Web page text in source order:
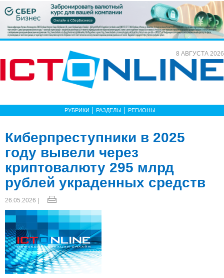
8 АВГУСТА 2026
РУБРИКИ РАЗДЕЛЫ РЕГИОНЫ
Киберпреступники в 2025
году вывели через
криптовалюту 295 млрд
рублей украденных средств
26.05.2026 |